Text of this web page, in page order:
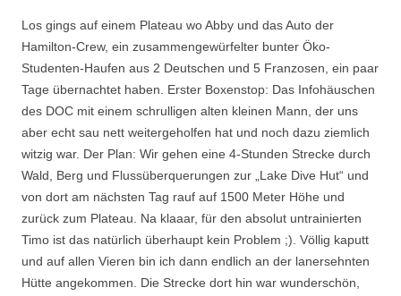
Los gings auf einem Plateau wo Abby und das Auto der
Hamilton-Crew, ein zusammengewürfelter bunter Öko-
Studenten-Haufen aus 2 Deutschen und 5 Franzosen, ein paar
Tage übernachtet haben. Erster Boxenstop: Das Infohäuschen
des DOC mit einem schrulligen alten kleinen Mann, der uns
aber echt sau nett weitergeholfen hat und noch dazu ziemlich
witzig war. Der Plan: Wir gehen eine 4-Stunden Strecke durch
Wald, Berg und Flussüberquerungen zur „Lake Dive Hut“ und
von dort am nächsten Tag rauf auf 1500 Meter Höhe und
zurück zum Plateau. Na klaaar, für den absolut untrainierten
Timo ist das natürlich überhaupt kein Problem ;). Völlig kaputt
und auf allen Vieren bin ich dann endlich an der lanersehnten
Hütte angekommen. Die Strecke dort hin war wunderschön,